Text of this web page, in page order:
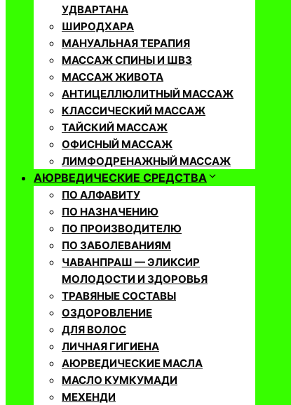
УДВАРТАНА
ШИРОДХАРА
МАНУАЛЬНАЯ ТЕРАПИЯ
МАССАЖ СПИНЫ И ШВЗ
МАССАЖ ЖИВОТА
АНТИЦЕЛЛЮЛИТНЫЙ МАССАЖ
КЛАССИЧЕСКИЙ МАССАЖ
ТАЙСКИЙ МАССАЖ
ОФИСНЫЙ МАССАЖ
ЛИМФОДРЕНАЖНЫЙ МАССАЖ
АЮРВЕДИЧЕСКИЕ СРЕДСТВА
ПО АЛФАВИТУ
ПО НАЗНАЧЕНИЮ
ПО ПРОИЗВОДИТЕЛЮ
ПО ЗАБОЛЕВАНИЯМ
ЧАВАНПРАШ — ЭЛИКСИР
МОЛОДОСТИ И ЗДОРОВЬЯ
ТРАВЯНЫЕ СОСТАВЫ
ОЗДОРОВЛЕНИЕ
ДЛЯ ВОЛОС
ЛИЧНАЯ ГИГИЕНА
АЮРВЕДИЧЕСКИЕ МАСЛА
МАСЛО КУМКУМАДИ
МЕХЕНДИ